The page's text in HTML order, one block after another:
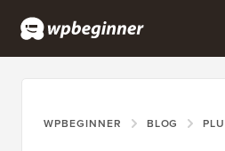
WPBEGINNER BLOG